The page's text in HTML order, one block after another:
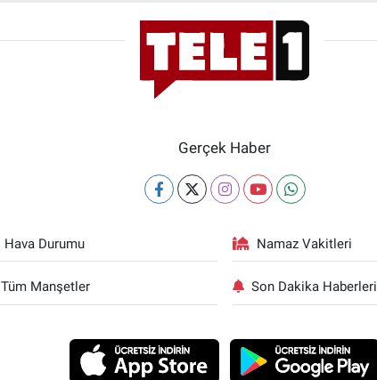
Gerçek Haber
Hava Durumu Namaz Vakitleri
Tüm Manşetler Son Dakika Haberleri